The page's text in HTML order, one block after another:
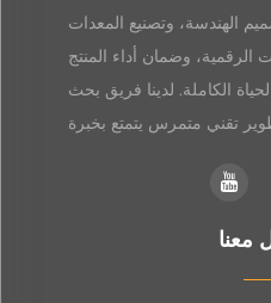
الهندسة، وتصنيع المعدات
الرقمية، وضمان أداء المنتج
الكاملة. لدينا فريق بحث
تقني متمرس يتمتع بخبرة
معنا